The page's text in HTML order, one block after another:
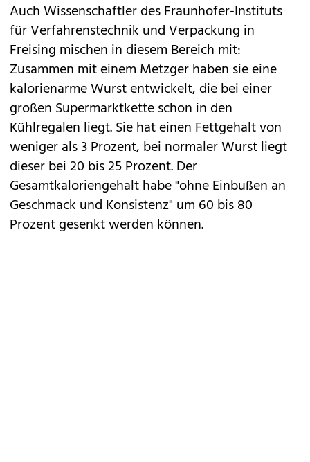
Auch Wissenschaftler des Fraunhofer-Instituts
für Verfahrenstechnik und Verpackung in
Freising mischen in diesem Bereich mit:
Zusammen mit einem Metzger haben sie eine
kalorienarme Wurst entwickelt, die bei einer
großen Supermarktkette schon in den
Kühlregalen liegt. Sie hat einen Fettgehalt von
weniger als 3 Prozent, bei normaler Wurst liegt
dieser bei 20 bis 25 Prozent. Der
Gesamtkaloriengehalt habe "ohne Einbußen an
Geschmack und Konsistenz" um 60 bis 80
Prozent gesenkt werden können.